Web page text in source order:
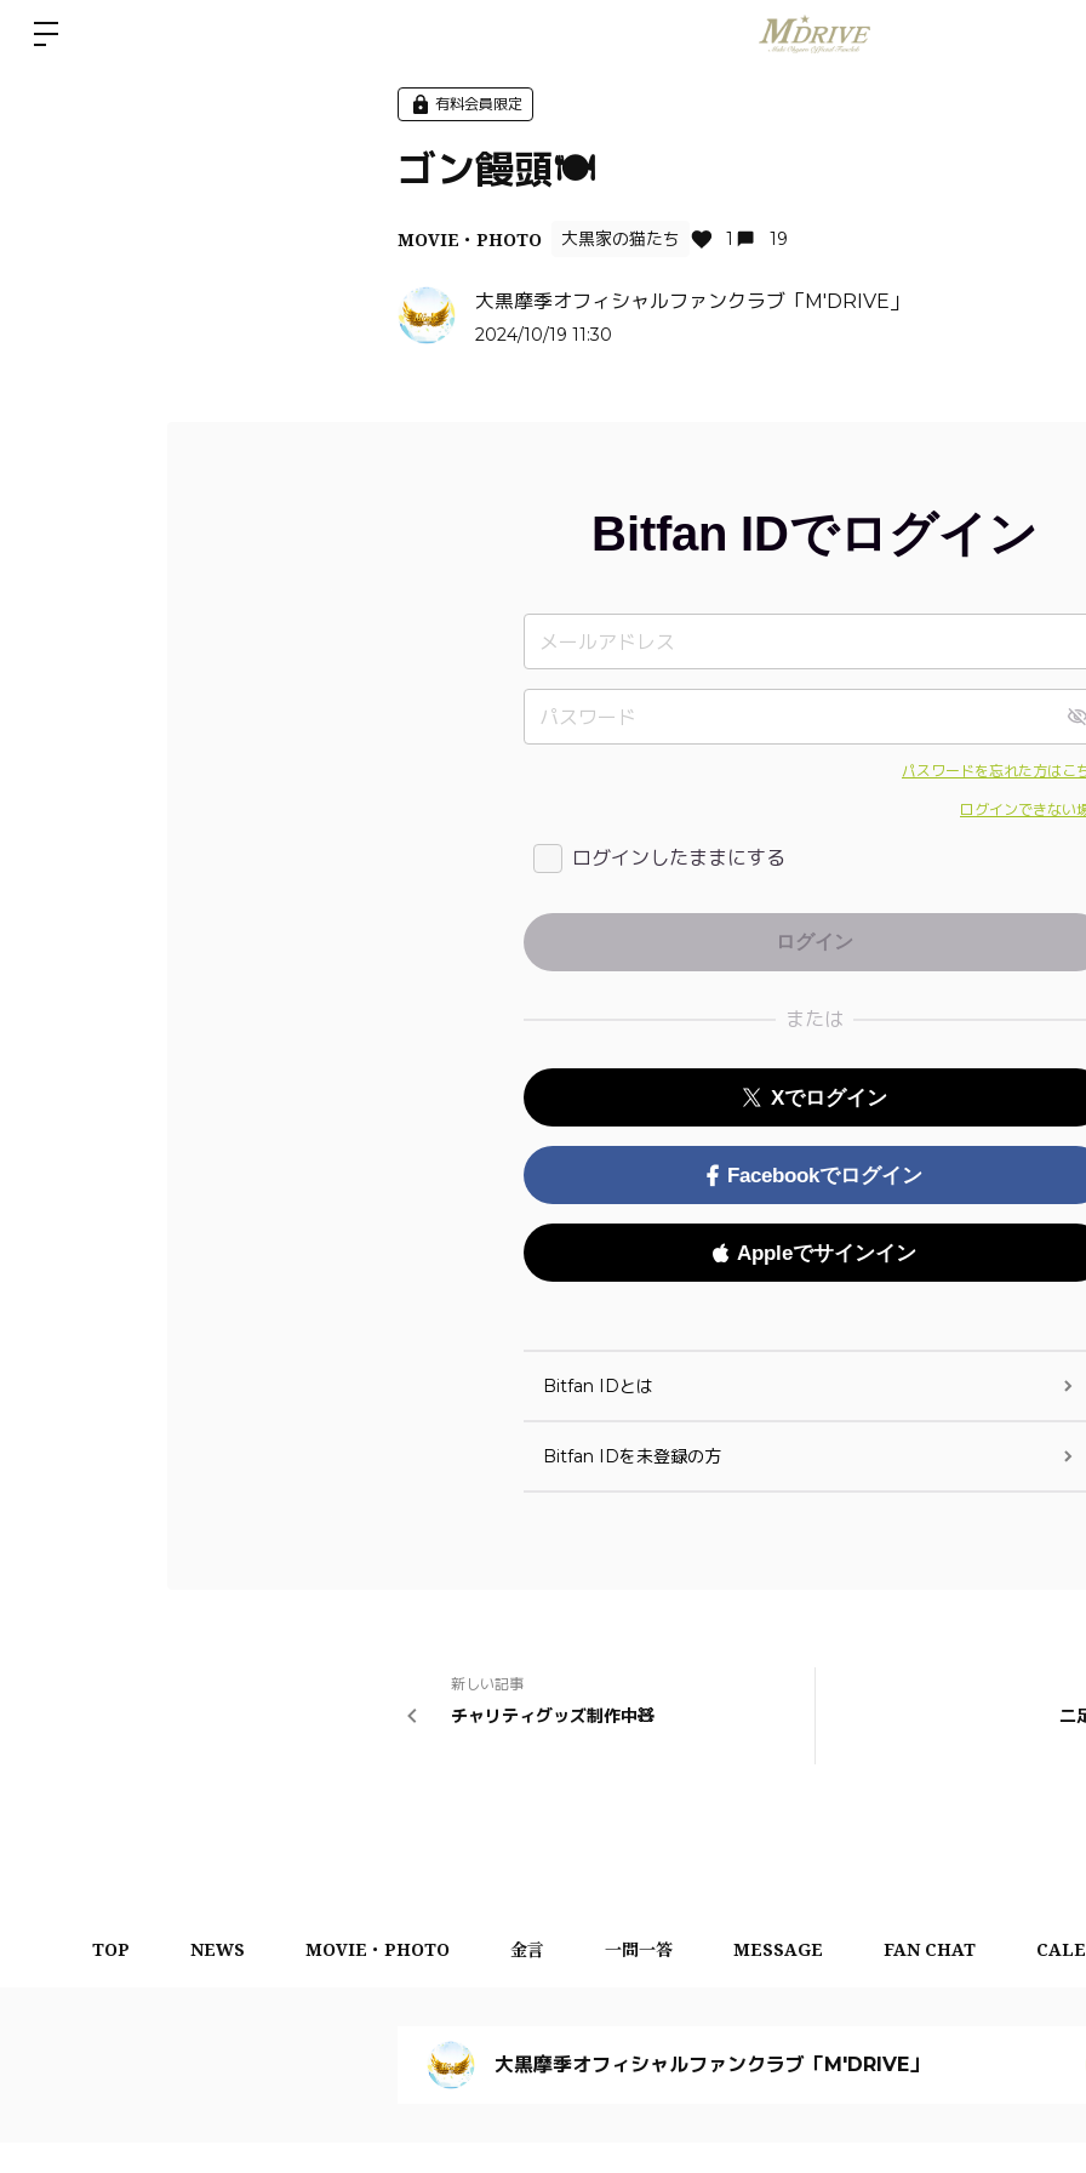
有料会員限定
ゴン饅頭🍽️
MOVIE・PHOTO 大黒家の猫たち 1 19
大黒摩季オフィシャルファンクラブ「M'DRIVE」
2024/10/19 11:30
Bitfan IDでログイン
パスワードを忘れた方はこ
ログインできない
ログインしたままにする
または
Xでログイン
Facebookでログイン
Appleでサインイン
Bitfan IDとは
Bitfan IDを未登録の方
新しい記事
チャリティグッズ制作中🧸 二
TOP NEWS MOVIE・PHOTO 金言 一問一答 MESSAGE FAN CHAT
大黒摩季オフィシャルファンクラブ「M'DRIVE」